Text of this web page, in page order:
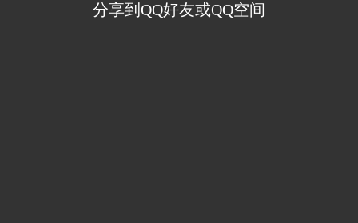
分享到QQ好友或QQ空间